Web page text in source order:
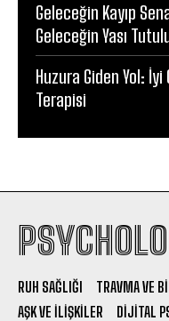
Geleceğin Kayıp
Geleceğin Yası
Huzura Giden Yol: İyi
Terapisi
RUH SAĞLIĞI TRAVMA VE
AŞK VE İLIŞKILER
DIJITAL